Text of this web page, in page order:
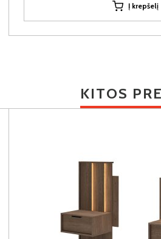
Į krepšelį
KITOS